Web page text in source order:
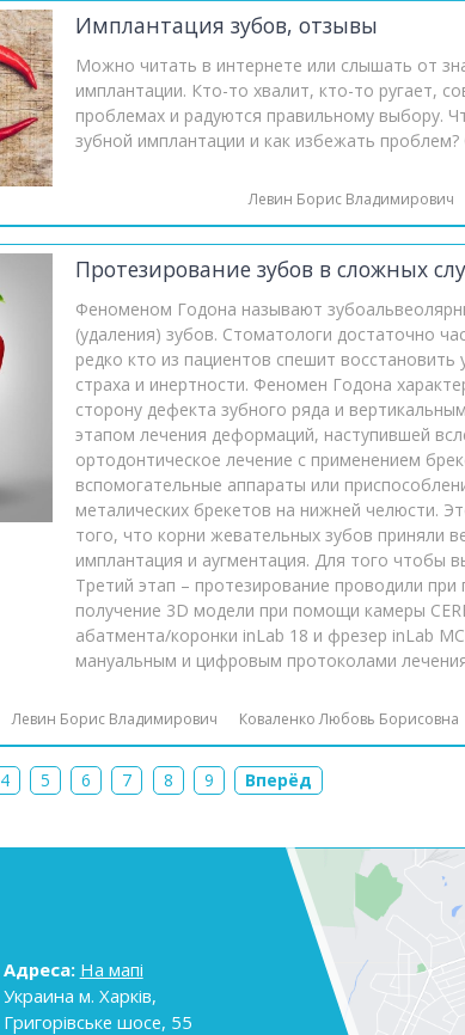
Имплантация зубов, отзывы
Можно читать в интернете или слышать от
имплантации. Кто-то хвалит, кто-то ругает,
проблемах и радуются правильному выбору.
зубной имплантации и как избежать
Левин Борис Владимирович
Протезирование зубов в сложных
Феноменом Годона называют
(удаления) зубов. Стоматологи достаточно
редко кто из пациентов спешит
страха и инертности. Феномен Годона
сторону дефекта зубного ряда и
этапом лечения деформаций, наступившей
ортодонтическое лечение с применением
вспомогательные аппараты или
металических брекетов на нижней челюсти.
того, что корни жевательных зубов приняли
имплантация и аугментация. Для того чтобы
Третий этап – протезирование проводили
получение 3D модели при помощи камеры
абатмента/коронки inLab 18 и фрезер inLab
мануальным и цифровым протоколами
Левин Борис Владимирович Коваленко Любовь Борисовна
4 5 6 7 8 9 Вперёд
Адреса: На мапі
Украина м. Харків,
Григорівське шосе, 55